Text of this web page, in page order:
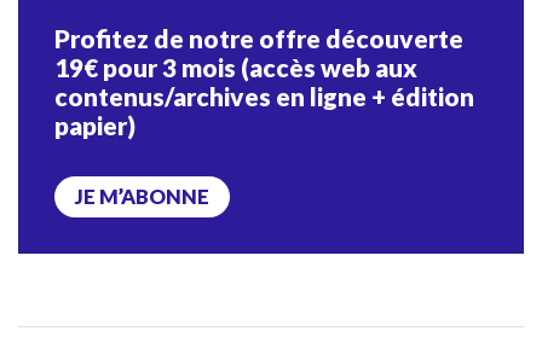
Profitez de notre offre découverte
19€ pour 3 mois (accès web aux
contenus/archives en ligne + édition
papier)
JE M’ABONNE